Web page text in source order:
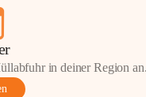
in deiner Region